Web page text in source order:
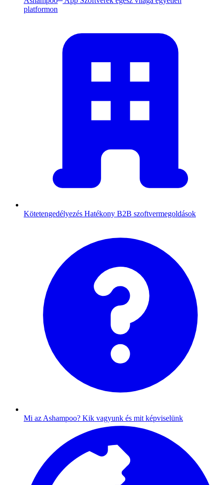
platformon
Kötetengedélyezés Hatékony B2B szoftvermegoldások
Mi az Ashampoo? Kik vagyunk és mit képviselünk